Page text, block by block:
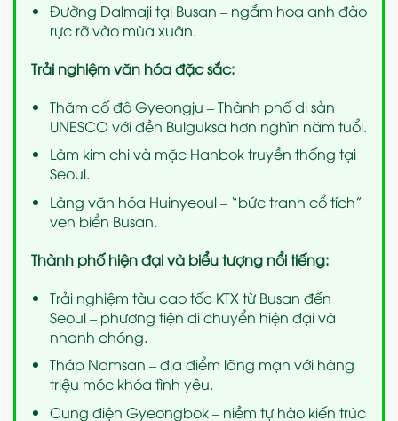
Đường Dalmaji tại Busan – ngắm hoa anh đào
rực rỡ vào mùa xuân.
Trải nghiệm văn hóa đặc sắc:
Thăm cố đô Gyeongju – Thành phố di sản
UNESCO với đền Bulguksa hơn nghìn năm tuổi.
Làm kim chi và mặc Hanbok truyền thống tại
Seoul.
Làng văn hóa Huinyeoul – “bức tranh cổ tích”
ven biển Busan.
Thành phố hiện đại và biểu tượng nổi tiếng:
Trải nghiệm tàu cao tốc KTX từ Busan đến
Seoul – phương tiện di chuyển hiện đại và
nhanh chóng.
Tháp Namsan – địa điểm lãng mạn với hàng
triệu móc khóa tình yêu.
Cung điện Gyeongbok – niềm tự hào kiến trúc